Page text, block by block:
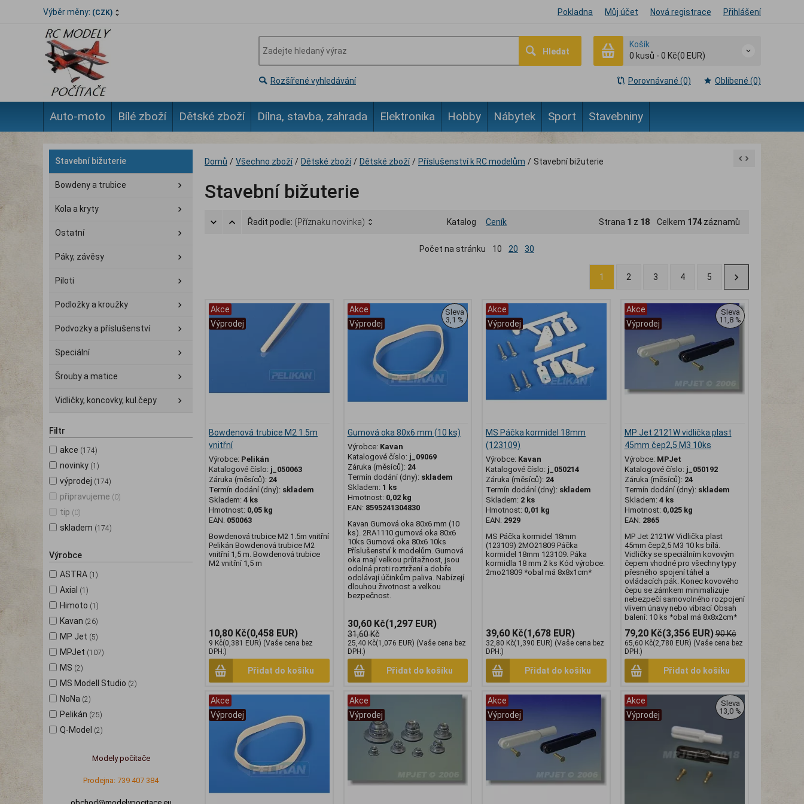
Výběr měny: (CZK) Pokladna Můj účet Nová registrace Přihlášení
Hledat
Košík
0 kusů - 0 Kč(0 EUR)
Rozšířené vyhledávání Porovnávané (0) Oblíbené (0)
Auto-moto Bílé zboží Dětské zboží Dílna, stavba, zahrada Elektronika Hobby Nábytek Sport Stavebniny
Stavební bižuterie
Bowdeny a trubice
Kola a kryty
Ostatní
Páky, závěsy
Piloti
Podložky a kroužky
Podvozky a příslušenství
Speciální
Šrouby a matice
Vidličky, koncovky, kul.čepy
Filtr
akce (174)
novinky (1)
výprodej (174)
připravujeme (0)
tip (0)
skladem (174)
Výrobce
ASTRA (1)
Axial (1)
Himoto (1)
Kavan (26)
MP Jet (5)
MPJet (107)
MS (2)
MS Modell Studio (2)
NoNa (2)
Pelikán (25)
Q-Model (2)
Modely počítače
Prodejna: 739 407 384
Domů / Všechno zboží / Dětské zboží / Dětské zboží / Příslušenství k RC modelům / Stavební bižuterie
Stavební bižuterie
Řadit podle: (Příznaku novinka) Katalog Ceník Strana 1 z 18 Celkem 174 záznamů
Počet na stránku 10 20 30
1 2 3 4 5
Akce
Výprodej
Bowdenová trubice M2 1.5m
vnitřní
Výrobce: Pelikán
Katalogové číslo: j_050063
Záruka (měsíců): 24
Termín dodání (dny): skladem
Skladem: 4 ks
Hmotnost: 0,05 kg
EAN: 050063
Bowdenová trubice M2 1.5m vnitřní
Pelikán Bowdenová trubice M2
vnitřní 1,5 m. Bowdenová trubice
M2 vnitřní 1,5 m
10,80 Kč(0,458 EUR)
9 Kč(0,381 EUR) (Vaše cena bez
DPH:)
Přidat do košíku
Akce
Výprodej
Sleva
3,1 %
Gumová oka 80x6 mm (10 ks)
Výrobce: Kavan
Katalogové číslo: j_09069
Záruka (měsíců): 24
Termín dodání (dny): skladem
Skladem: 1 ks
Hmotnost: 0,02 kg
EAN: 8595241304830
Kavan Gumová oka 80x6 mm (10
ks). 2RA1110 gumová oka 80x6
10ks Gumová oka 80x6 10ks
Příslušenství k modelům. Gumová
oka mají velkou průtažnost, jsou
odolná proti roztržení a dobře
odolávají účinkům paliva. Nabízejí
dlouhou životnost a velkou
bezpečnost.
30,60 Kč(1,297 EUR)
31,60 Kč
25,40 Kč(1,076 EUR) (Vaše cena bez
DPH:)
Přidat do košíku
Akce
Výprodej
MS Páčka kormidel 18mm
(123109)
Výrobce: Kavan
Katalogové číslo: j_050214
Záruka (měsíců): 24
Termín dodání (dny): skladem
Skladem: 2 ks
Hmotnost: 0,01 kg
EAN: 2929
MS Páčka kormidel 18mm
(123109) 2MO21809 Páčka
kormidel 18mm 123109. Páka
kormidla 18 mm 2 ks Kód výrobce:
2mo21809 *obal má 8x8x1cm*
39,60 Kč(1,678 EUR)
32,80 Kč(1,390 EUR) (Vaše cena bez
DPH:)
Přidat do košíku
Akce
Výprodej
Sleva
11,8 %
MP Jet 2121W vidlička plast
45mm čep2,5 M3 10ks
Výrobce: MPJet
Katalogové číslo: j_050192
Záruka (měsíců): 24
Termín dodání (dny): skladem
Skladem: 4 ks
Hmotnost: 0,025 kg
EAN: 2865
MP Jet 2121W Vidlička plast
45mm čep2,5 M3 10 ks bílá.
Vidličky se speciálním kovovým
čepem vhodné pro všechny typy
přesného spojení táhel a
ovládacích pák. Konec kovového
čepu se zámkem minimalizuje
nebezpečí samovolného rozpojení
vlivem únavy nebo vibrací Obsah
balení: 10 ks *obal má 8x8x2cm*
79,20 Kč(3,356 EUR)90 Kč
65,60 Kč(2,780 EUR) (Vaše cena bez
DPH:)
Přidat do košíku
Akce
Výprodej
Akce
Výprodej
Akce
Výprodej
Akce
Výprodej
Sleva
13,0 %